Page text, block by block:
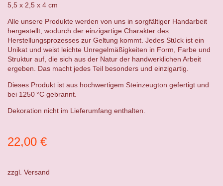
zzgl. Versand
22,00 €
5,5 x 2,5 x 4 cm
Alle unsere Produkte werden von uns in sorgfältiger Handarbeit
hergestellt, wodurch der einzigartige Charakter des
Herstellungsprozesses zur Geltung kommt. Jedes Stück ist ein
Unikat und weist leichte Unregelmäßigkeiten in Form, Farbe und
Struktur auf, die sich aus der Natur der handwerklichen Arbeit
ergeben. Das macht jedes Teil besonders und einzigartig.
Dieses Produkt ist aus hochwertigem Steinzeugton gefertigt und
bei 1250 °C gebrannt.
Dekoration nicht im Lieferumfang enthalten.